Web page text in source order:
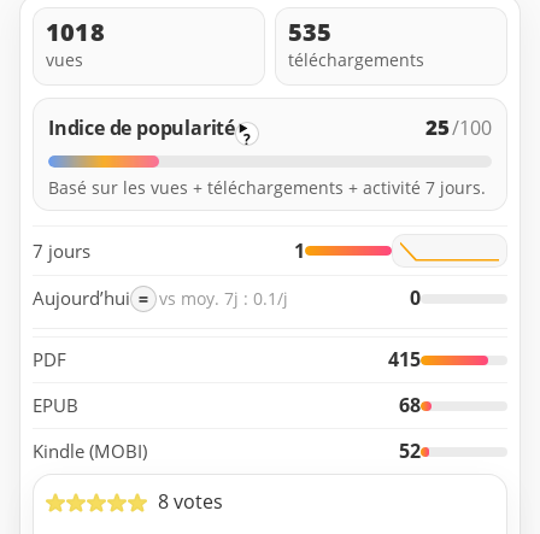
1018
vues
535
téléchargements
Indice de popularité ? 25/100
Basé sur les vues + téléchargements + activité 7 jours.
7 jours 1
Aujourd’hui = vs moy. 7j : 0.1/j 0
PDF 415
EPUB 68
Kindle (MOBI)
52
8 votes